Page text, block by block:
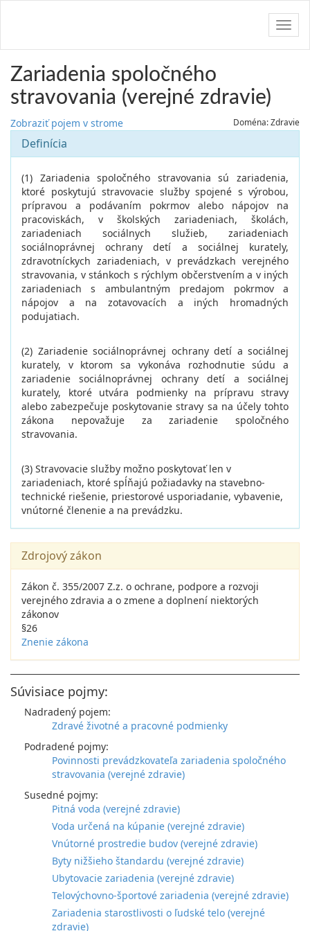
Zariadenia spoločného
stravovania (verejné zdravie)
Zobraziť pojem v strome Doména: Zdravie
Definícia
(1) Zariadenia spoločného stravovania sú zariadenia,
ktoré poskytujú stravovacie služby spojené s výrobou,
prípravou a podávaním pokrmov alebo nápojov na
pracoviskách, v školských zariadeniach, školách,
zariadeniach sociálnych služieb, zariadeniach
sociálnoprávnej ochrany detí a sociálnej kurately,
zdravotníckych zariadeniach, v prevádzkach verejného
stravovania, v stánkoch s rýchlym občerstvením a v iných
zariadeniach s ambulantným predajom pokrmov a
nápojov a na zotavovacích a iných hromadných
podujatiach.
(2) Zariadenie sociálnoprávnej ochrany detí a sociálnej
kurately, v ktorom sa vykonáva rozhodnutie súdu a
zariadenie sociálnoprávnej ochrany detí a sociálnej
kurately, ktoré utvára podmienky na prípravu stravy
alebo zabezpečuje poskytovanie stravy sa na účely tohto
zákona nepovažuje za zariadenie spoločného
stravovania.
(3) Stravovacie služby možno poskytovať len v
zariadeniach, ktoré spĺňajú požiadavky na stavebno-
technické riešenie, priestorové usporiadanie, vybavenie,
vnútorné členenie a na prevádzku.
Zdrojový zákon
Zákon č. 355/2007 Z.z. o ochrane, podpore a rozvoji
verejného zdravia a o zmene a doplnení niektorých
zákonov
§26
Znenie zákona
Súvisiace pojmy:
Nadradený pojem:
Zdravé životné a pracovné podmienky
Podradené pojmy:
Povinnosti prevádzkovateľa zariadenia spoločného
stravovania (verejné zdravie)
Susedné pojmy:
Pitná voda (verejné zdravie)
Voda určená na kúpanie (verejné zdravie)
Vnútorné prostredie budov (verejné zdravie)
Byty nižšieho štandardu (verejné zdravie)
Ubytovacie zariadenia (verejné zdravie)
Telovýchovno-športové zariadenia (verejné zdravie)
Zariadenia starostlivosti o ľudské telo (verejné
zdravie)